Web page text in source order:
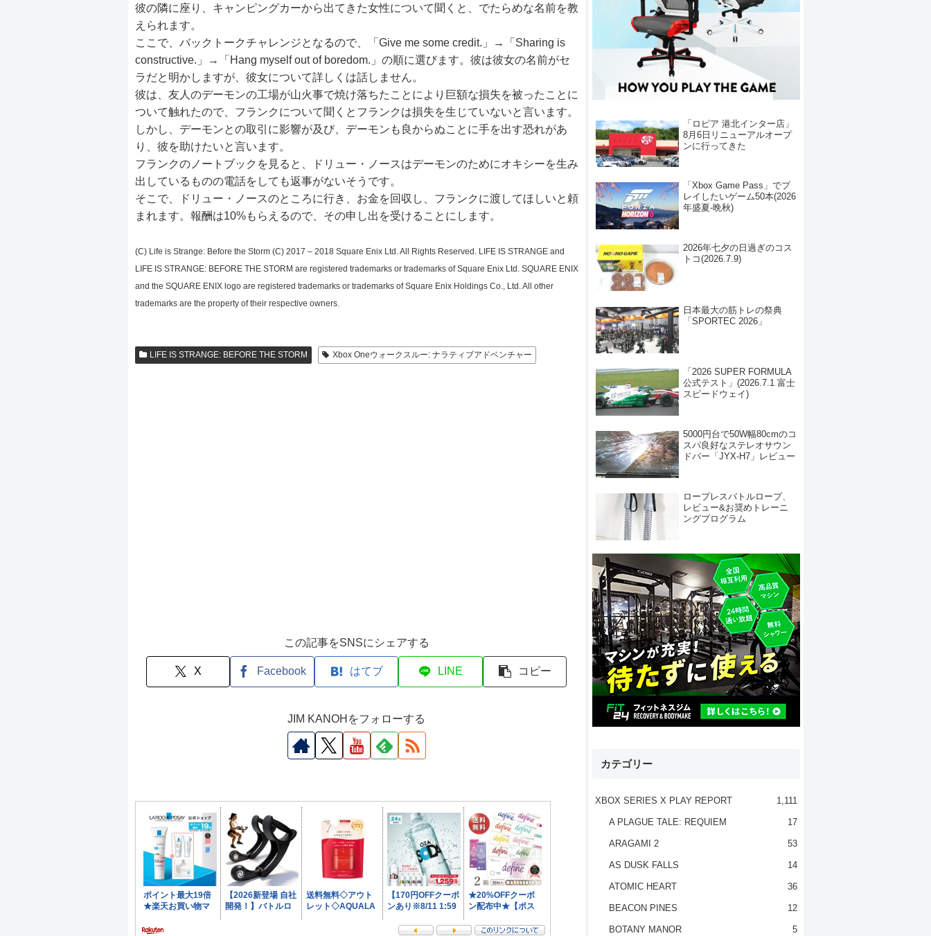
彼の隣に座り、キャンピングカーから出てきた女性について聞くと、でたらめな名前を教
えられます。
ここで、バックトークチャレンジとなるので、「Give me some credit.」→「Sharing is
constructive.」→「Hang myself out of boredom.」の順に選びます。彼は彼女の名前がセ
ラだと明かしますが、彼女について詳しくは話しません。
彼は、友人のデーモンの工場が山火事で焼け落ちたことにより巨額な損失を被ったことに
ついて触れたので、フランクについて聞くとフランクは損失を生じていないと言います。
しかし、デーモンとの取引に影響が及び、デーモンも良からぬことに手を出す恐れがあ
り、彼を助けたいと言います。
フランクのノートブックを見ると、ドリュー・ノースはデーモンのためにオキシーを生み
出しているものの電話をしても返事がないそうです。
そこで、ドリュー・ノースのところに行き、お金を回収し、フランクに渡してほしいと頼
まれます。報酬は10%もらえるので、その申し出を受けることにします。
(C) Life is Strange: Before the Storm (C) 2017 – 2018 Square Enix Ltd. All Rights Reserved. LIFE IS STRANGE and
LIFE IS STRANGE: BEFORE THE STORM are registered trademarks or trademarks of Square Enix Ltd. SQUARE ENIX
and the SQUARE ENIX logo are registered trademarks or trademarks of Square Enix Holdings Co., Ltd. All other
trademarks are the property of their respective owners.
LIFE IS STRANGE: BEFORE THE STORM Xbox Oneウォークスルー: ナラティブアドベンチャー
この記事をSNSにシェアする
X Facebook はてブ LINE コピー
JIM KANOHをフォローする
「ロピア 港北インター店」
8月6日リニューアルオープ
ンに行ってきた
「Xbox Game Pass」でプ
レイしたいゲーム50本(2026
年盛夏-晩秋)
2026年七夕の日過ぎのコス
トコ(2026.7.9)
日本最大の筋トレの祭典
「SPORTEC 2026」
「2026 SUPER FORMULA
公式テスト」(2026.7.1 富士
スピードウェイ)
5000円台で50W幅80cmのコ
スパ良好なステレオサウン
ドバー「JYX-H7」レビュー
ロープレスバトルロープ、
レビュー&お奨めトレーニ
ングプログラム
カテゴリー
XBOX SERIES X PLAY REPORT 1,111
A PLAGUE TALE: REQUIEM 17
ARAGAMI 2 53
AS DUSK FALLS 14
ATOMIC HEART 36
BEACON PINES 12
BOTANY MANOR 5